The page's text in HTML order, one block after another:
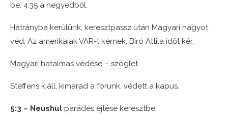
be. 4.35 a negyedből.
Hátrányba kerülünk, keresztpassz után Magyari nagyot
véd. Az amerikaiak VAR-t kérnek, Biró Attila időt kér.
Magyari hatalmas védése – szöglet.
Steffens kiáll, kimarad a fórunk, védett a kapus.
5:3 – Neushul parádés ejtése keresztbe.